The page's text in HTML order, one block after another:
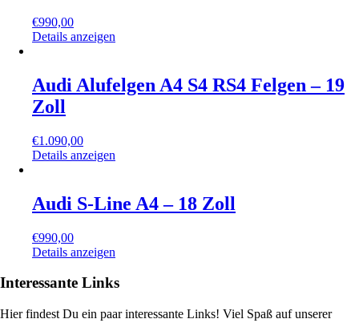
€990,00
Details anzeigen
Audi Alufelgen A4 S4 RS4 Felgen – 19
Zoll
€1.090,00
Details anzeigen
Audi S-Line A4 – 18 Zoll
€990,00
Details anzeigen
Interessante Links
Hier findest Du ein paar interessante Links! Viel Spaß auf unserer